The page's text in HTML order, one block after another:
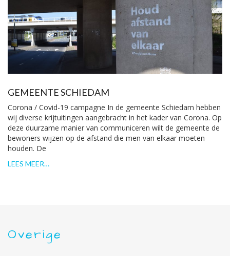
GEMEENTE SCHIEDAM
Corona / Covid-19 campagne In de gemeente Schiedam hebben
wij diverse krijtuitingen aangebracht in het kader van Corona. Op
deze duurzame manier van communiceren wilt de gemeente de
bewoners wijzen op de afstand die men van elkaar moeten
houden. De
LEES MEER…
Overige